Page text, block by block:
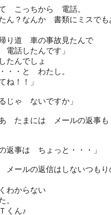
こっちから 電話。
たん？なんか 書類にミスでも
帰り道 車の事故見たんで
話したんです」
たんでしょ
・・と わたし。
ね！！」
じゃ ないですか」
あ たまには メールの返事も
返事は ちょっと・・・」
ールの返信はしないつもり
わからない
。
くん♪